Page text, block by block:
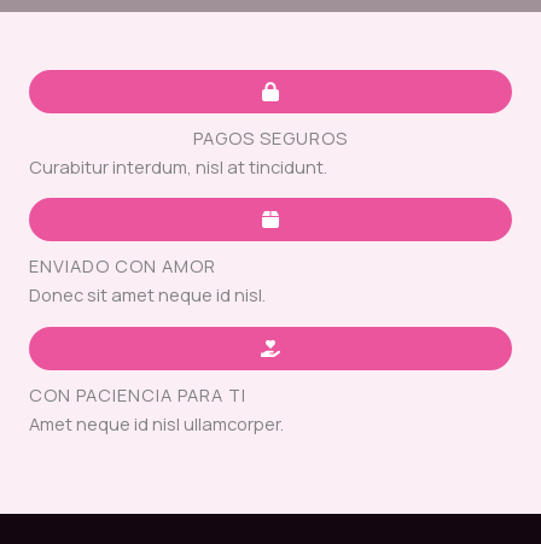
PAGOS SEGUROS
Curabitur interdum, nisl at tincidunt.
ENVIADO CON AMOR
Donec sit amet neque id nisl.
CON PACIENCIA PARA TI
Amet neque id nisl ullamcorper.